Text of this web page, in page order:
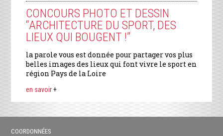
CONCOURS PHOTO ET DESSIN
“ARCHITECTURE DU SPORT, DES
LIEUX QUI BOUGENT !”
la parole vous est donnée pour partager vos plus
belles images des lieux qui font vivre le sport en
région Pays de la Loire
en savoir+
COORDONNÉES